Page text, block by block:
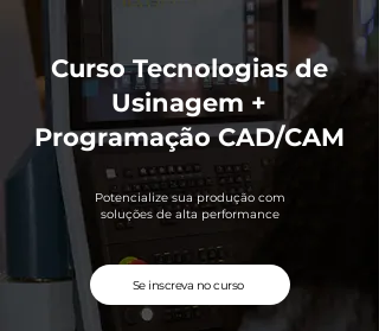
Curso Tecnologias de
Usinagem +
Programação CAD/CAM
Potencialize sua produção com
soluções de alta performance
Se inscreva no curso